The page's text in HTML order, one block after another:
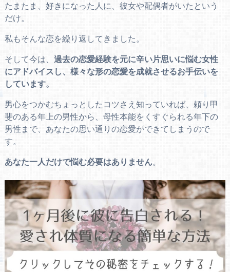
たまたま、好きになった人に、彼女や配偶者がいたという
だけ。
私もそんな恋を繰り返してきました。
そして今は、 過去の恋愛経験を元に辛い片思いに悩む女性
にアドバイスし、様々な形の恋愛を成就させるお手伝いを
しています。
男心をつかむちょっとしたコツさえ知っていれば、頼り甲
斐のある年上の男性から、母性本能をくすぐられる年下の
男性まで、あなたの思い通りの恋愛ができてしまうので
す。
あなた一人だけで悩む必要はありません。